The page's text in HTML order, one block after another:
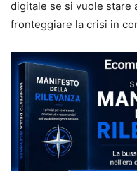
digitale se si vuole stare
fronteggiare la crisi in